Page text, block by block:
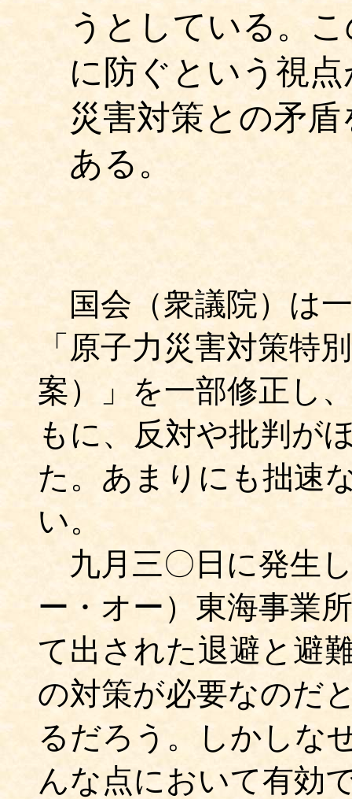
うとしている。
に防ぐという視
災害対策との矛
ある。
国会（衆議院）は
「原子力災害対策特
案）」を一部修正し
もに、反対や批判が
た。あまりにも拙速
い。
九月三〇日に発生
ー・オー）東海事業
て出された退避と避
の対策が必要なのだ
るだろう。しかしな
んな点において有効